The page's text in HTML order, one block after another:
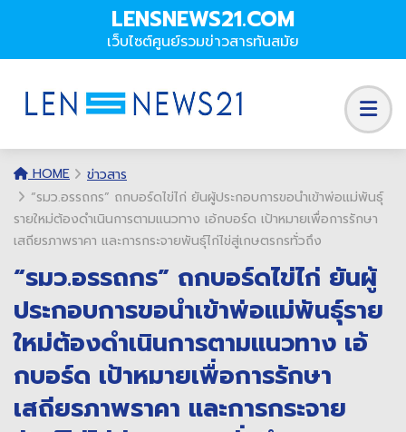
LENSNEWS21.COM
เว็บไซต์ศูนย์รวมข่าวสารทันสมัย
HOME
ข่าวสาร
“รมว.อรรถกร” ถกบอร์ดไข่ไก่ ยันผู้ประกอบการขอนำเข้าพ่อแม่พันธุ์
รายใหม่ต้องดำเนินการตามแนวทาง เอ้กบอร์ด เป้าหมายเพื่อการรักษา
เสถียรภาพราคา และการกระจายพันธุ์ไก่ไข่สู่เกษตรกรทั่วถึง
“รมว.อรรถกร” ถกบอร์ดไข่ไก่ ยันผู้
ประกอบการขอนำเข้าพ่อแม่พันธุ์ราย
ใหม่ต้องดำเนินการตามแนวทาง เอ้
กบอร์ด เป้าหมายเพื่อการรักษา
เสถียรภาพราคา และการกระจาย